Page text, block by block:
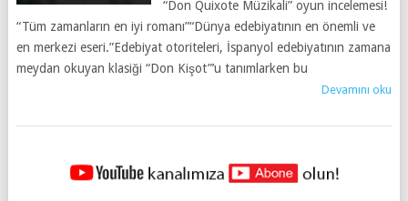
“Don Quixote Müzikali” oyun incelemesi!
“Tüm zamanların en iyi romanı”“Dünya edebiyatının en önemli ve
en merkezi eseri.”Edebiyat otoriteleri, İspanyol edebiyatının zamana
meydan okuyan klasiği “Don Kişot”’u tanımlarken bu
Devamını oku
YAZILAR